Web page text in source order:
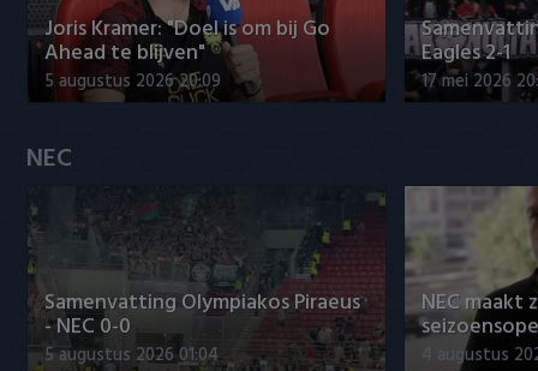
Joris Kramer: "Doel is om bij Go
Ahead te blijven"
5 augustus 2026 20:09
Eagles 2-1
17 mei 2026
NEC
Samenvatting Olympiakos Piraeus
- NEC 0-0
5 augustus 2026 01:04
NEC maakt
4 augustus